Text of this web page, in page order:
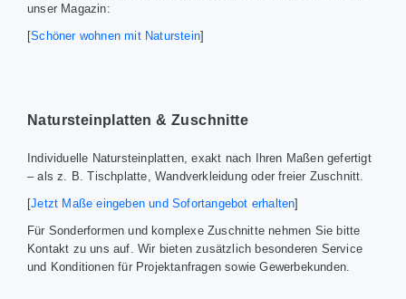
unser Magazin:
[Schöner wohnen mit Naturstein]
Natursteinplatten & Zuschnitte
Individuelle Natursteinplatten, exakt nach Ihren Maßen gefertigt
– als z. B. Tischplatte, Wandverkleidung oder freier Zuschnitt.
[Jetzt Maße eingeben und Sofortangebot erhalten]
Für Sonderformen und komplexe Zuschnitte nehmen Sie bitte
Kontakt zu uns auf. Wir bieten zusätzlich besonderen Service
und Konditionen für Projektanfragen sowie Gewerbekunden.